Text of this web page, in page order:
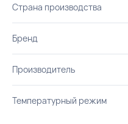
Страна производства
Бренд
Производитель
Температурный режим